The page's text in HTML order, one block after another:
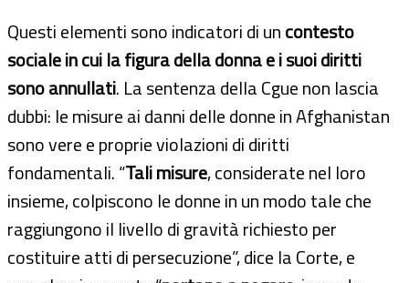
Questi elementi sono indicatori di uncontesto
sociale in cui la figura della donna e i suoi diritti
sono annullati. La sentenza della Cgue non lascia
dubbi: le misure ai danni delle donne in Afghanistan
sono vere e proprie violazioni di diritti
fondamentali. “Tali misure, considerate nel loro
insieme, colpiscono le donne in un modo tale che
raggiungono il livello di gravità richiesto per
costituire atti di persecuzione”, dice la Corte, e